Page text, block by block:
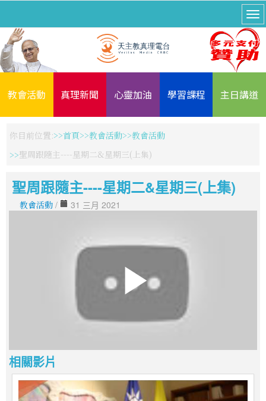
教會活動 真理新聞 心靈加油 學習課程 主日講道
你目前位置: 首頁 教會活動
教會活動
聖周跟隨主----星期二&星期三(上集)
聖周跟隨主----星期二&星期三(上集)
教會活動 / 31 三月 2021
相關影片